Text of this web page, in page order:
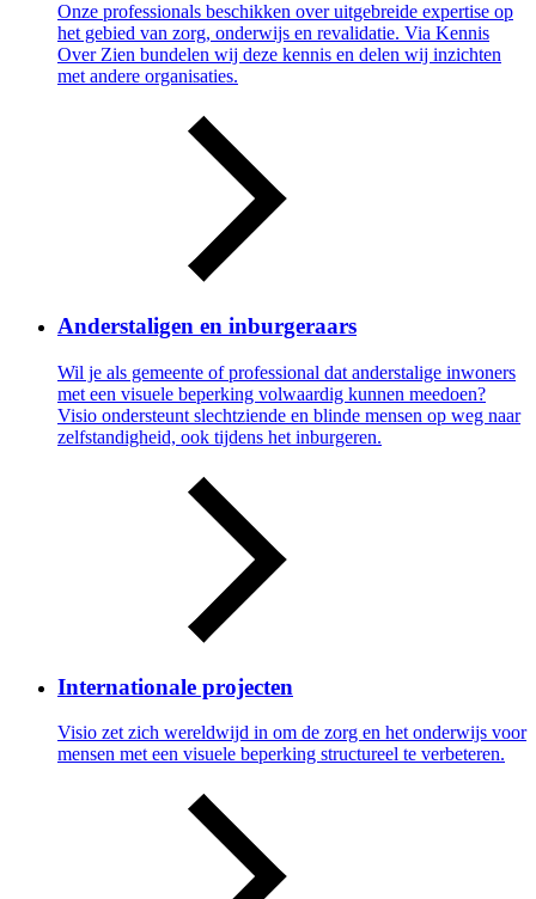
Onze professionals beschikken over uitgebreide expertise op
het gebied van zorg, onderwijs en revalidatie. Via Kennis
Over Zien bundelen wij deze kennis en delen wij inzichten
met andere organisaties.
Anderstaligen en inburgeraars
Wil je als gemeente of professional dat anderstalige inwoners
met een visuele beperking volwaardig kunnen meedoen?
Visio ondersteunt slechtziende en blinde mensen op weg naar
zelfstandigheid, ook tijdens het inburgeren.
Internationale projecten
Visio zet zich wereldwijd in om de zorg en het onderwijs voor
mensen met een visuele beperking structureel te verbeteren.